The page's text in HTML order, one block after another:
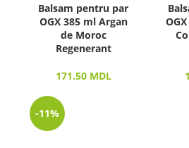
Balsam pentru par
OGX 385 ml Argan
de Moroc
Regenerant
171.50 MDL
-11%